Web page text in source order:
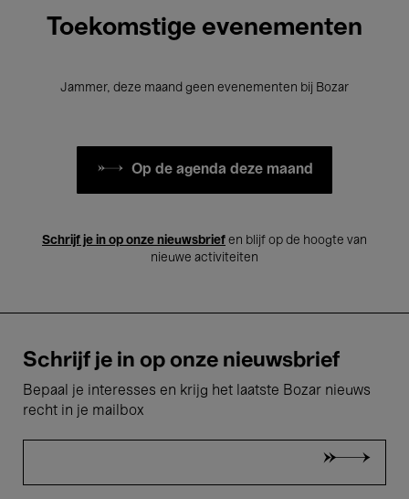
Toekomstige evenementen
Jammer, deze maand geen evenementen bij Bozar
Op de agenda deze maand
Schrijf je in op onze nieuwsbrief en blijf op de hoogte van
nieuwe activiteiten
Schrijf je in op onze nieuwsbrief
Bepaal je interesses en krijg het laatste Bozar nieuws
recht in je mailbox